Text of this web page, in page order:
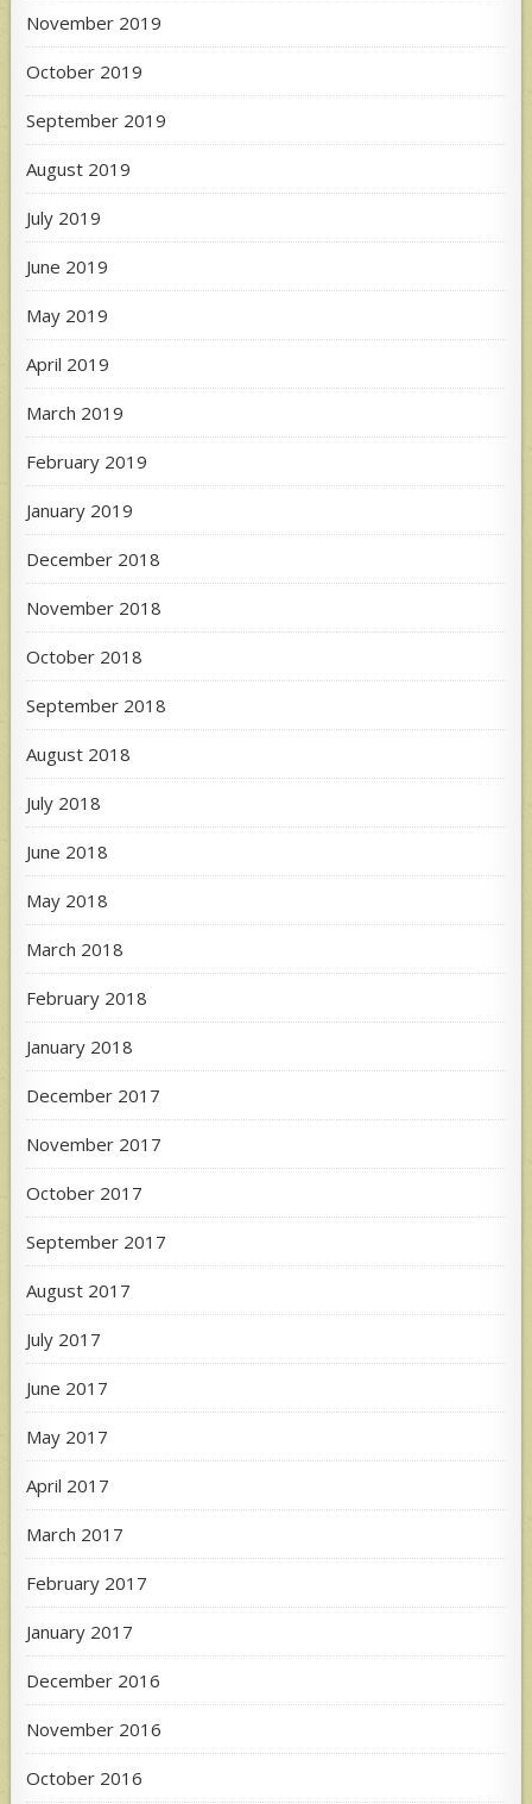
November 2019
October 2019
September 2019
August 2019
July 2019
June 2019
May 2019
April 2019
March 2019
February 2019
January 2019
December 2018
November 2018
October 2018
September 2018
August 2018
July 2018
June 2018
May 2018
March 2018
February 2018
January 2018
December 2017
November 2017
October 2017
September 2017
August 2017
July 2017
June 2017
May 2017
April 2017
March 2017
February 2017
January 2017
December 2016
November 2016
October 2016